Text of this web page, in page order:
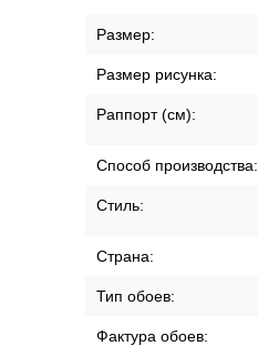
Размер:
Размер рисунка:
Раппорт (см):
Способ производства:
Стиль:
Страна:
Тип обоев:
Фактура обоев: